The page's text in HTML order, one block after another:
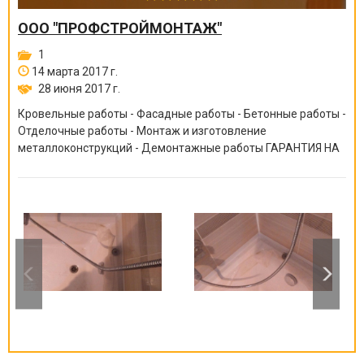
ООО "ПРОФСТРОЙМОНТАЖ"
1
14 марта 2017 г.
28 июня 2017 г.
Кровельные работы - Фасадные работы - Бетонные работы -
Отделочные работы - Монтаж и изготовление
металлоконструкций - Демонтажные работы ГАРАНТИЯ НА